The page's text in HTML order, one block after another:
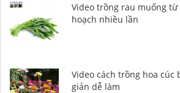
Video trồng rau muống
hoạch nhiều lần
Video cách trồng hoa
giản dễ làm